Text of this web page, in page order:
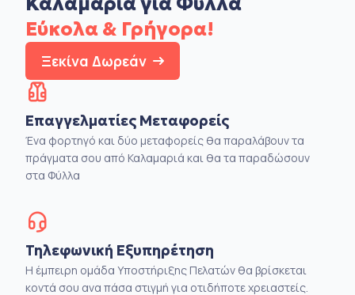
Εύκολα & Γρήγορα!
Ξεκίνα Δωρεάν
Επαγγελματίες Μεταφορείς
Ένα φορτηγό και δύο μεταφορείς θα παραλάβουν τα
πράγματα σου από Καλαμαριά και θα τα παραδώσουν
στα Φύλλα
Τηλεφωνική Εξυπηρέτηση
Η έμπειρη ομάδα Υποστήριξης Πελατών θα βρίσκεται
κοντά σου ανα πάσα στιγμή για οτιδήποτε χρειαστείς.